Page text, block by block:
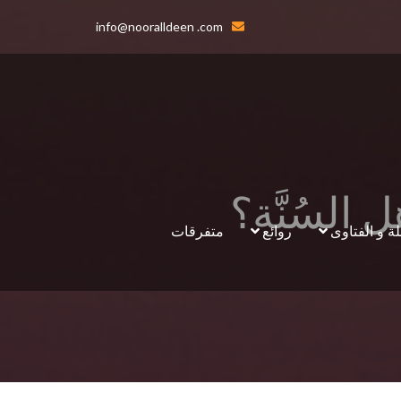
info@nooralldeen .com
و الفتاوى روائع متفرقات السُنَّة؟